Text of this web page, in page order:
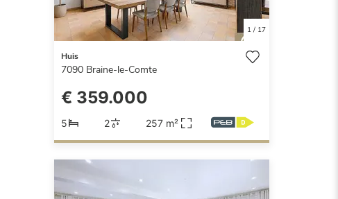
1/ 17
Huis
7090 Braine-le-Comte
€ 359.000
5 2 257 m²